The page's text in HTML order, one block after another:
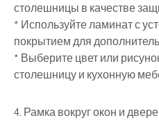
столешницы в качестве
* Используйте ламинат с
покрытием для
* Выберите цвет или
столешницу и кухонную
4. Рамка вокруг окон и